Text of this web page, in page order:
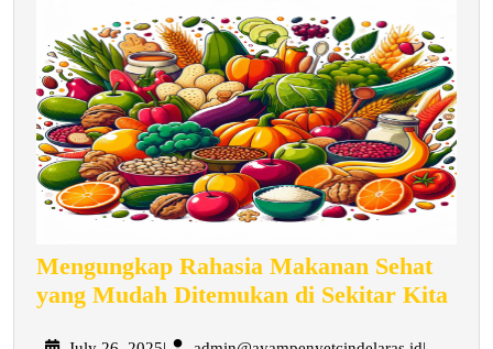
Mengungkap Rahasia Makanan Sehat
yang Mudah Ditemukan di Sekitar Kita